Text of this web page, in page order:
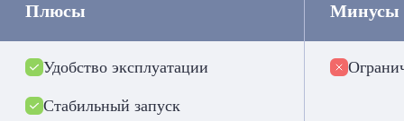
Плюсы
Удобство эксплуатации
Стабильный запуск
Минусы